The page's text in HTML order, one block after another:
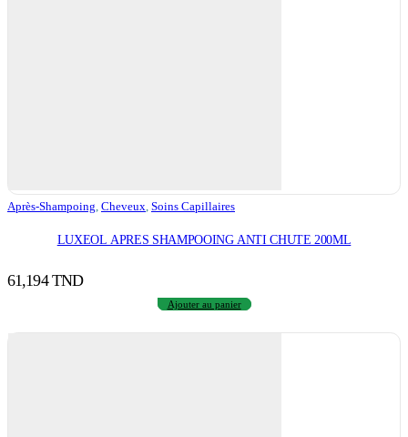
Après-Shampoing, Cheveux, Soins Capillaires
LUXEOL APRES SHAMPOOING ANTI CHUTE 200ML
61,194TND
Ajouter au panier